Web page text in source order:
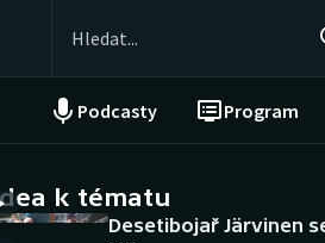
Podcasty Program
NEPŘEHLÉDNĚTE
Historické návraty
k tématu
Desetibojař Järvinen